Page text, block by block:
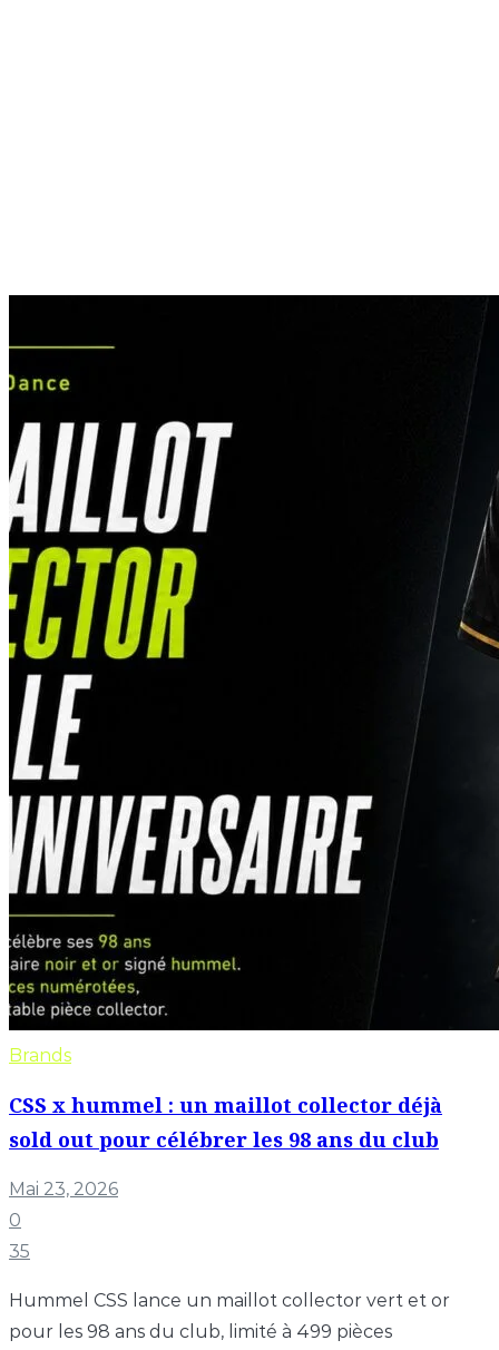
Brands
CSS x hummel : un maillot collector déjà
sold out pour célébrer les 98 ans du club
Mai 23, 2026
0
35
Hummel CSS lance un maillot collector vert et or
pour les 98 ans du club, limité à 499 pièces